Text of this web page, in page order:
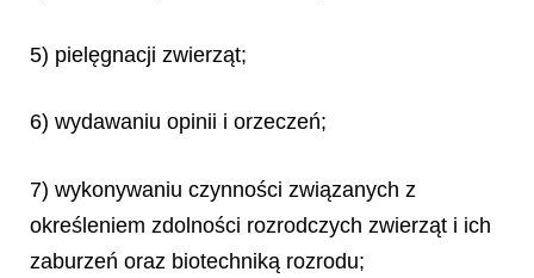
5) pielęgnacji zwierząt;
6) wydawaniu opinii i orzeczeń;
7) wykonywaniu czynności związanych z
określeniem zdolności rozrodczych zwierząt i ich
zaburzeń oraz biotechniką rozrodu;